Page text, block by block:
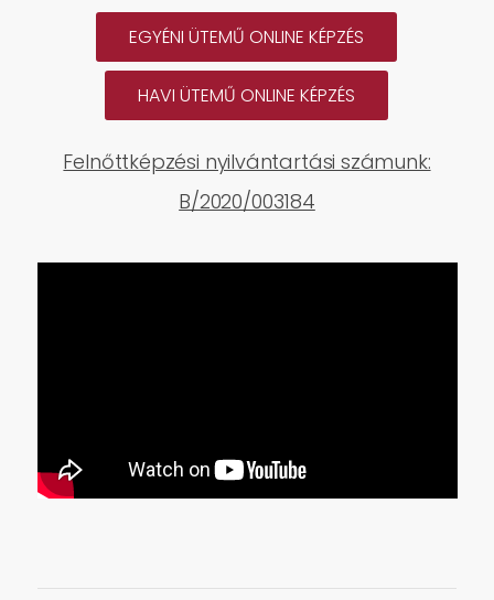
EGYÉNI ÜTEMŰ ONLINE KÉPZÉS
HAVI ÜTEMŰ ONLINE KÉPZÉS
Felnőttképzési nyilvántartási számunk:
B/2020/003184